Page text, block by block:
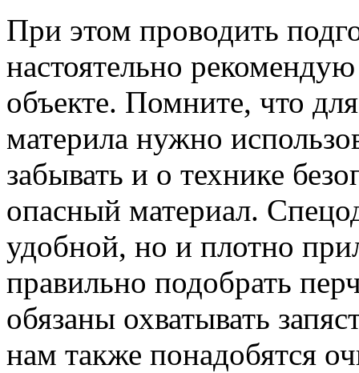
При этом проводить
настоятельно
объекте. Помните, что
материла нужно
забывать и о технике
опасный материал.
удобной, но и плотно
правильно подобрать
обязаны охватывать
нам также понадобятся